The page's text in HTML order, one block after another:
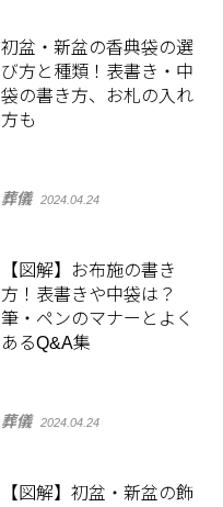
初盆・新盆の香典袋の選
び方と種類！表書き・中
袋の書き方、お札の入れ
方も
葬儀 2024.04.24
【図解】お布施の書き
方！表書きや中袋は？
筆・ペンのマナーとよく
あるQ&A集
葬儀 2024.04.24
【図解】初盆・新盆の飾